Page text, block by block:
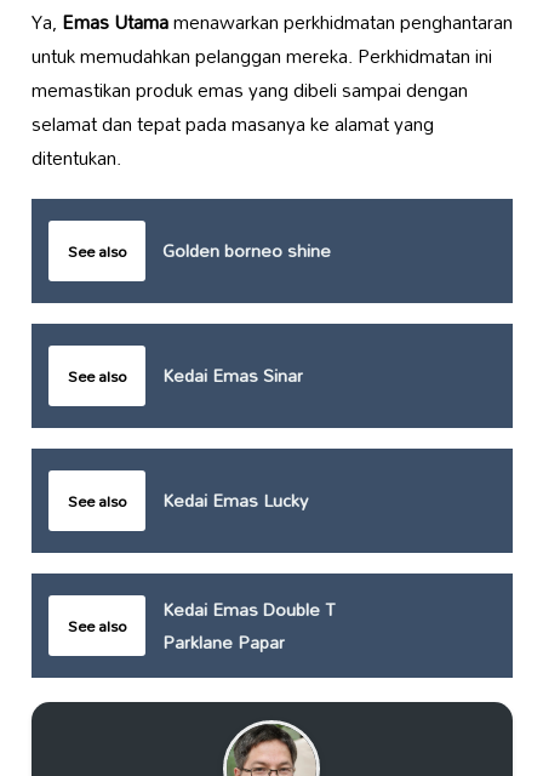
Ya,Emas Utamamenawarkan perkhidmatan penghantaran
untuk memudahkan pelanggan mereka. Perkhidmatan ini
memastikan produk emas yang dibeli sampai dengan
selamat dan tepat pada masanya ke alamat yang
ditentukan.
See also Golden borneo shine
See also Kedai Emas Sinar
See also Kedai Emas Lucky
See also
Kedai Emas Double T
Parklane Papar